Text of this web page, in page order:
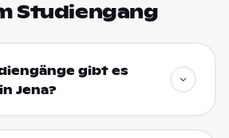
Studiengang
gibt es
Jena?